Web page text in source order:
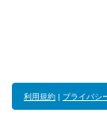
利用規約 | プライバシ